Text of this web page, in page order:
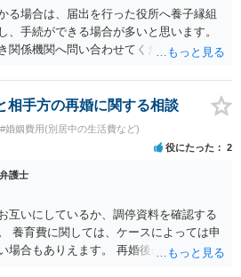
る場合は、届出を行った役所へ養子縁組
、手続ができる場合が多いと思います。
関係機関へ問い合わせてください。
相手方の再婚に関する相談
#婚姻費用(別居中の生活費など)
役にたった 2
護士
互いにしているか、調停資料を確認する
養育費に関しては、ケースによっては申
場合もありえます。 再婚後の相手方の行